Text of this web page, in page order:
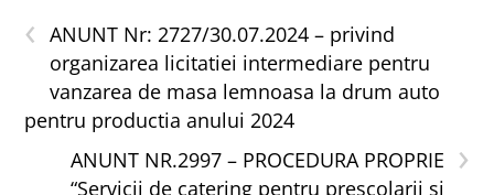
‹
ANUNT Nr: 2727/30.07.2024 – privind
organizarea licitatiei intermediare pentru
vanzarea de masa lemnoasa la drum auto
pentru productia anului 2024
›
ANUNT NR.2997 – PROCEDURA PROPRIE
“Servicii de catering pentru prescolarii si